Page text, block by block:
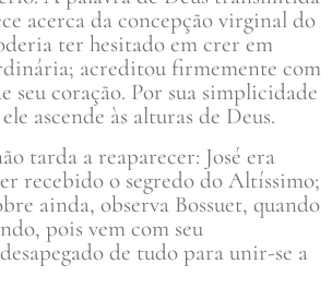
acerca da concepção virginal do
ter hesitado em crer em
acreditou firmemente com
seu coração. Por sua simplicidade
ascende às alturas de Deus.
tarda a reaparecer: José era
recebido o segredo do Altíssimo;
ainda, observa Bossuet, quando
pois vem com seu
de tudo para unir-se a